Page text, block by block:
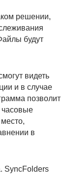
решении,
будут
видеть
и в случае
позволит
в
SyncFolders